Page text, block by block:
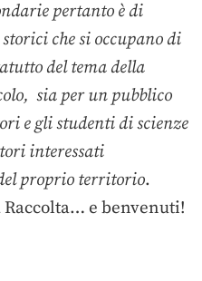
pertanto è di
che si occupano di
del tema della
sia per un pubblico
e gli studenti di scienze
interessati
proprio territorio.
e benvenuti!